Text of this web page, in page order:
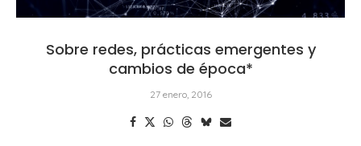
Sobre redes, prácticas emergentes y
cambios de época*
27 enero, 2016